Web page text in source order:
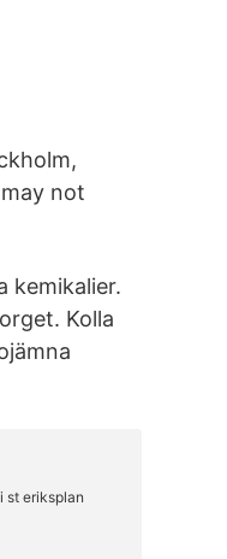
not
kemikalier.
Kolla